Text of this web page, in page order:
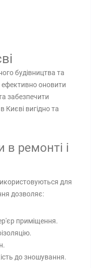
будівництва та
оновити
забезпечити
вигідно та
ремонті і
для
дозволяє:
приміщення.
до зношування.